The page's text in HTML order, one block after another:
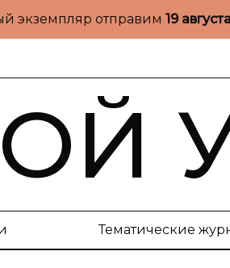
экземпляр отправим 19
Тематические